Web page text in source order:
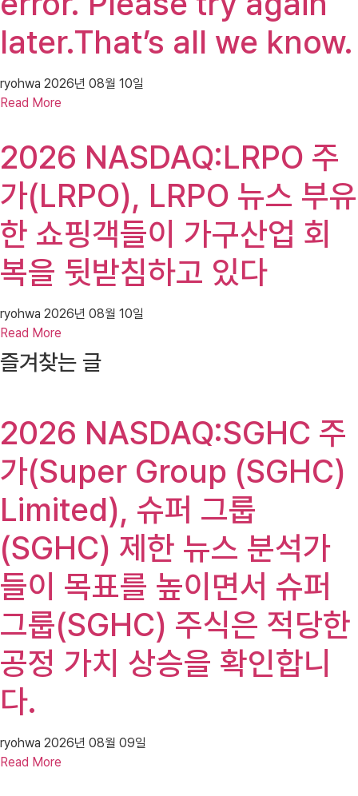
later.That’s all we know.
ryohwa 2026년 08월 10일
Read More
2026 NASDAQ:LRPO 주
가(LRPO), LRPO 뉴스 부유
한 쇼핑객들이 가구산업 회
복을 뒷받침하고 있다
ryohwa 2026년 08월 10일
Read More
즐겨찾는 글
2026 NASDAQ:SGHC 주
가(Super Group (SGHC)
Limited), 슈퍼 그룹
(SGHC) 제한 뉴스 분석가
들이 목표를 높이면서 슈퍼
그룹(SGHC) 주식은 적당한
공정 가치 상승을 확인합니
다.
ryohwa 2026년 08월 09일
Read More